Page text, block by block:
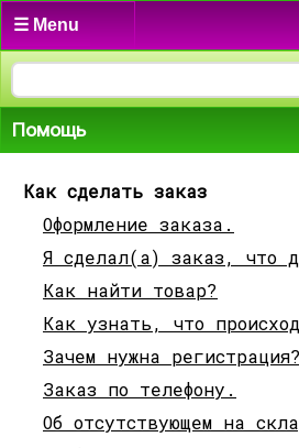
☰ Menu
Помощь
Как сделать заказ
Оформление заказа.
Я сделал(а) заказ, что
Как найти товар?
Как узнать, что
Зачем нужна регистрация?
Заказ по телефону.
Об отсутствующем на